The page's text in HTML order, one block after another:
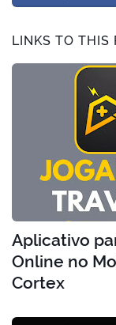
LINKS TO THIS
Aplicativo
Online no
Cortex